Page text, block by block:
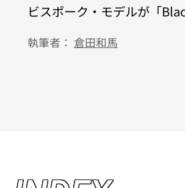
ビスポーク・モデルが「
執筆者： 倉田和馬